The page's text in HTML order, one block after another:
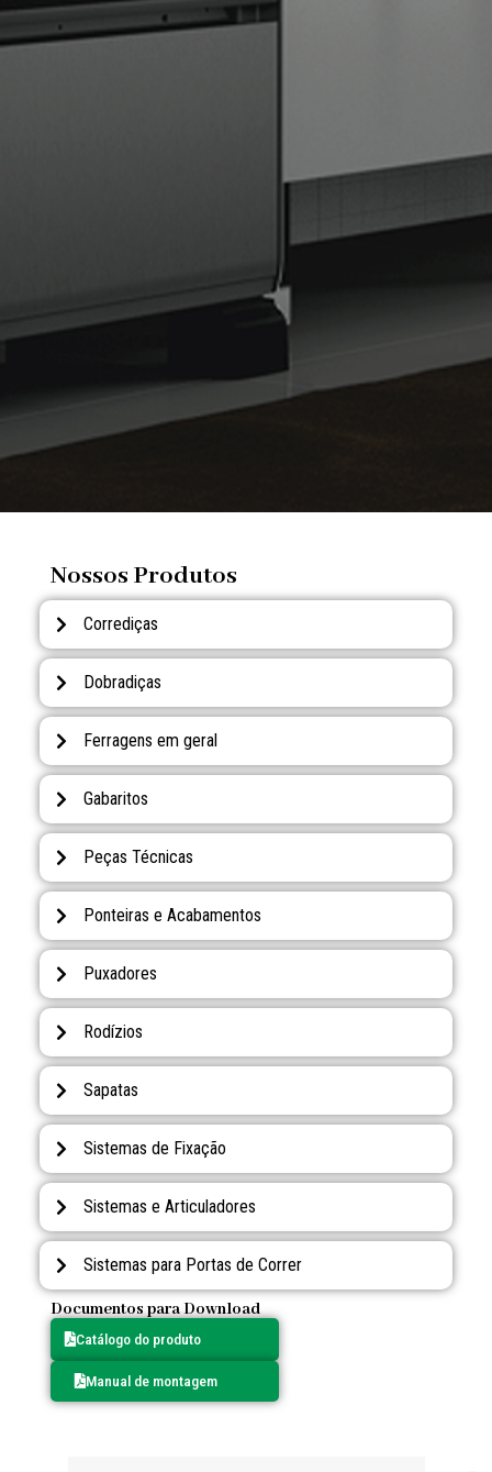
Nossos Produtos
Corrediças
Dobradiças
Ferragens em geral
Gabaritos
Peças Técnicas
Ponteiras e Acabamentos
Puxadores
Rodízios
Sapatas
Sistemas de Fixação
Sistemas e Articuladores
Sistemas para Portas de Correr
Documentos para Download
Catálogo do produto
Manual de montagem